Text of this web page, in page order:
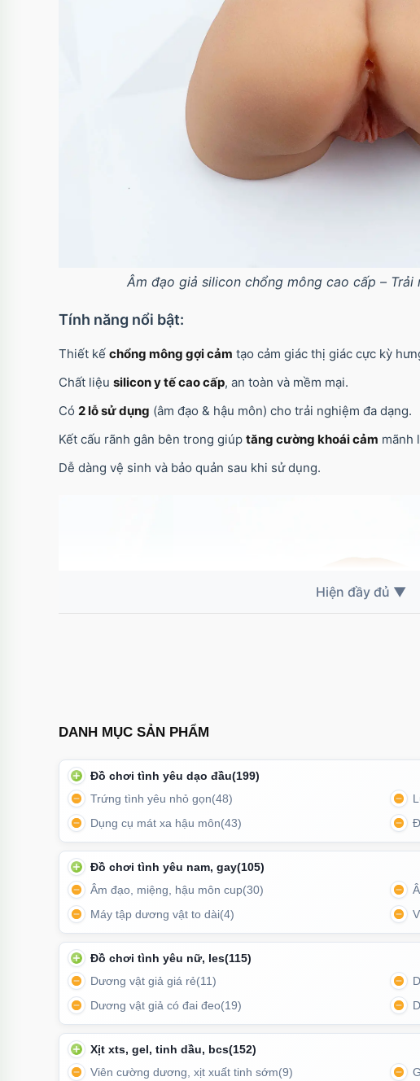
Âm đạo giả silicon chổng mông cao cấp –
Tính năng nổi bật:
Thiết kế chổng mông gợi cảm tạo cảm giác thị giác cực kỳ
Chất liệu silicon y tế cao cấp, an toàn và mềm mại.
Có 2 lỗ sử dụng (âm đạo & hậu môn) cho trải nghiệm đa dạng.
Kết cấu rãnh gân bên trong giúp tăng cường khoái cảm mãnh
Dễ dàng vệ sinh và bảo quản sau khi sử dụng.
DANH MỤC SẢN PHẨM
Đồ chơi tình yêu dạo đầu(199)
Trứng tình yêu nhỏ gọn(48)
Dụng cụ mát xa hậu môn(43)
Đồ chơi tình yêu nam, gay(105)
Âm đạo, miệng, hậu môn cup(30)
Máy tập dương vật to dài(4)
Đồ chơi tình yêu nữ, les(115)
Dương vật giả giá rẻ(11)
Dương vật giả có đai đeo(19)
Xịt xts, gel, tinh dầu, bcs(152)
Viên cường dương, xịt xuất tinh sớm(9)